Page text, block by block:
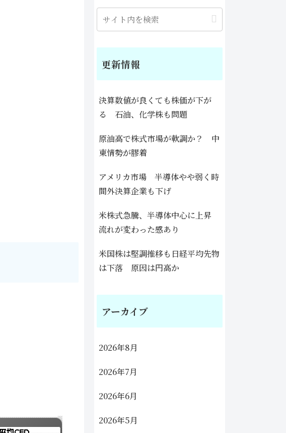
更新情報
決算数値が良くても株価が下が
る 石油、化学株も問題
原油高で株式市場が軟調か？ 中
東情勢が膠着
アメリカ市場 半導体やや弱く時
間外決算企業も下げ
米株式急騰、半導体中心に上昇
流れが変わった感あり
米国株は堅調推移も日経平均先物
は下落 原因は円高か
アーカイブ
2026年8月
2026年7月
2026年6月
2026年5月